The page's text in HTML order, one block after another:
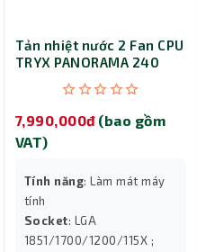
Tản nhiệt nước 2 Fan CPU
TRYX PANORAMA 240
7,990,000đ (bao gồm
VAT)
Tính năng: Làm mát máy
tính
Socket: LGA
1851/1700/1200/115X ;